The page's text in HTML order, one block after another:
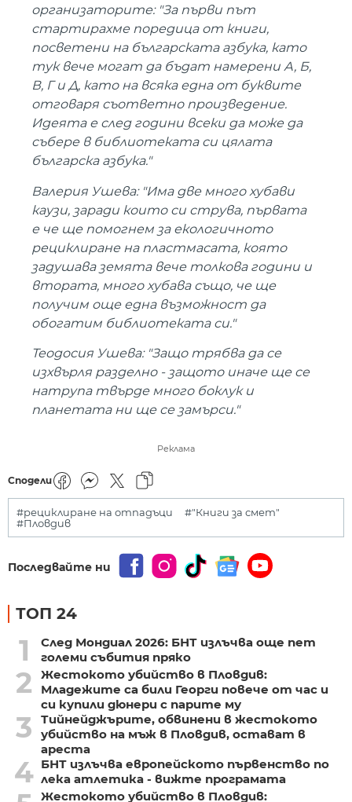
организаторите: "За първи път
стартирахме поредица от книги,
посветени на българската азбука, като
тук вече могат да бъдат намерени А, Б,
В, Г и Д, като на всяка една от буквите
отговаря съответно произведение.
Идеята е след години всеки да може да
събере в библиотеката си цялата
българска азбука."
Валерия Ушева: "Има две много хубави
каузи, заради които си струва, първата
е че ще помогнем за екологичното
рециклиране на пластмасата, която
задушава земята вече толкова години и
втората, много хубава също, че ще
получим още една възможност да
обогатим библиотеката си."
Теодосия Ушева: "Защо трябва да се
изхвърля разделно - защото иначе ще се
натрупа твърде много боклук и
планетата ни ще се замърси."
Реклама
Сподели
#рециклиране на отпадъци
#"Книги за смет"
#Пловдив
Последвайте ни
ТОП 24
1
След Мондиал 2026: БНТ излъчва още пет
големи събития пряко
2
Жестокото убийство в Пловдив:
Младежите са били Георги повече от час и
си купили дюнери с парите му
3
Тийнейджърите, обвинени в жестокото
убийство на мъж в Пловдив, остават в
ареста
4 БНТ излъчва европейското първенство по
лека атлетика - вижте програмата
Жестокото убийство в Пловдив: